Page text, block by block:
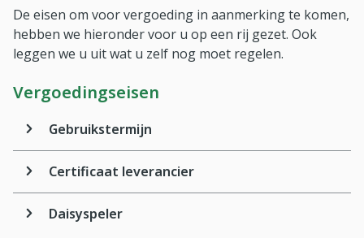
De eisen om voor vergoeding in aanmerking te komen,
hebben we hieronder voor u op een rij gezet. Ook
leggen we u uit wat u zelf nog moet regelen.
Vergoedingseisen
Gebruikstermijn
Certificaat leverancier
Daisyspeler